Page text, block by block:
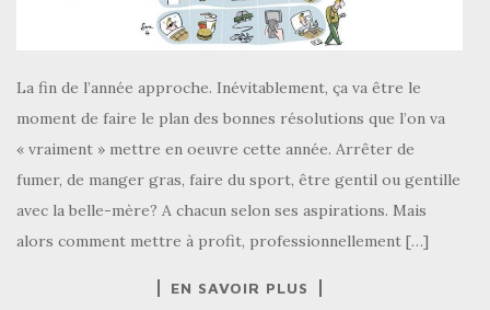
La fin de l’année approche. Inévitablement, ça va être le
moment de faire le plan des bonnes résolutions que l’on va
« vraiment » mettre en oeuvre cette année. Arrêter de
fumer, de manger gras, faire du sport, être gentil ou gentille
avec la belle-mère? A chacun selon ses aspirations. Mais
alors comment mettre à profit, professionnellement […]
EN SAVOIR PLUS